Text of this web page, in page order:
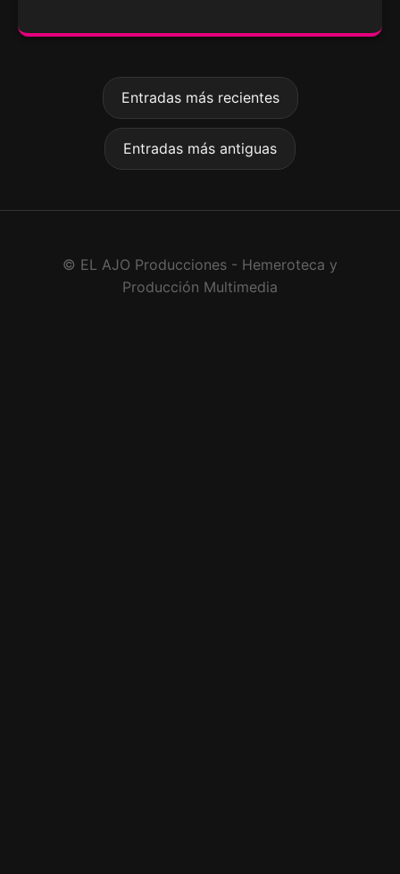
Entradas más recientes
Entradas más antiguas
© EL AJO Producciones - Hemeroteca y
Producción Multimedia